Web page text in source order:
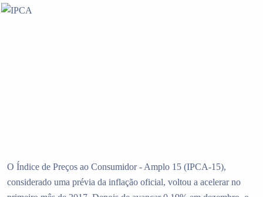
O Índice de Preços ao Consumidor - Amplo 15 (IPCA-15),
considerado uma prévia da inflação oficial, voltou a acelerar no